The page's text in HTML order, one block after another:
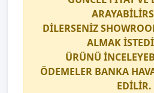
DİLERSENİZ
ALMAK
ÜRÜNÜ
ÖDEMELER BANKA
EDİLİR.